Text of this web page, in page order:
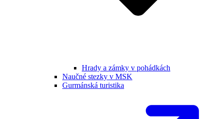
Hrady a zámky v pohádkách
Naučné stezky v MSK
Gurmánská turistika